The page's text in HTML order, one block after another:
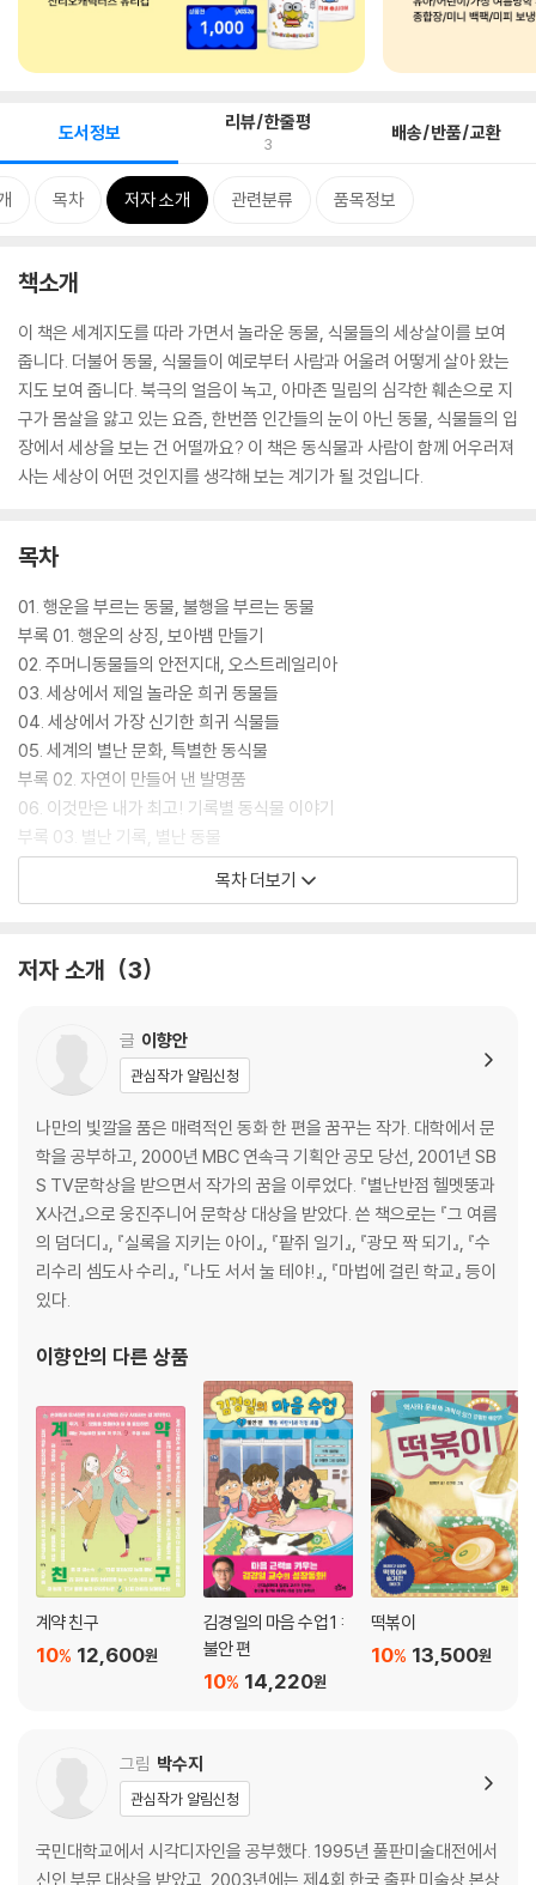
도서정보 리뷰/한줄평
3 배송/반품/교환
목차 저자 소개 관련분류 품목정보
책소개
이 책은 세계지도를 따라 가면서 놀라운 동물, 식물들의 세상살이를 보여
줍니다. 더불어 동물, 식물들이 예로부터 사람과 어울려 어떻게 살아 왔는
지도 보여 줍니다. 북극의 얼음이 녹고, 아마존 밀림의 심각한 훼손으로 지
구가 몸살을 앓고 있는 요즘, 한번쯤 인간들의 눈이 아닌 동물, 식물들의 입
장에서 세상을 보는 건 어떨까요? 이 책은 동식물과 사람이 함께 어우러져
사는 세상이 어떤 것인지를 생각해 보는 계기가 될 것입니다.
목차
01. 행운을 부르는 동물, 불행을 부르는 동물
부록 01. 행운의 상징, 보아뱀 만들기
02. 주머니동물들의 안전지대, 오스트레일리아
03. 세상에서 제일 놀라운 희귀 동물들
04. 세상에서 가장 신기한 희귀 식물들
05. 세계의 별난 문화, 특별한 동식물
부록 02. 자연이 만들어 낸 발명품
06. 이것만은 내가 최고! 기록별 동식물 이야기
부록 03. 별난 기록, 별난 동물
07. 놀라운 자연의 신비, 아마존 밀림
08. 인간 못지않은 동물들의 자식 사랑
부록 04. 인간과 동물의 감각 비교
12. 흥미진진! 아프리카 정글 탐험
13. 놀라운 그들의 세상, 공생과 기생
14. 내 몸은 내가 지킨다! 그들만의 위기 탈출법
15. 알고 보면 놀라운 식물의 위대한 힘
부록 05. 전설 속의 동식물
16. 나를 잊지 말아요! 멸종 위기 동물들
17. 추위도 끄떡없다. 남극 북극의 동물들
18. 그들이 몰려온다. 동물과 인간의 전쟁
19. 우리가 잘못 알고 있는 동식물에 대한 오해
20. 함께 사는 세상, 아름다운 친구들
목차 더보기
저자 소개 3
글 이향안
관심작가 알림신청
나만의 빛깔을 품은 매력적인 동화 한 편을 꿈꾸는 작가. 대학에서 문
학을 공부하고, 2000년 MBC 연속극 기획안 공모 당선, 2001년 SB
S TV문학상을 받으면서 작가의 꿈을 이루었다. 『별난반점 헬멧뚱과
X사건』으로 웅진주니어 문학상 대상을 받았다. 쓴 책으로는 『그 여름
의 덤더디』, 『실록을 지키는 아이』, 『팥쥐 일기』, 『광모 짝 되기』, 『수
리수리 셈도사 수리』, 『나도 서서 눌 테야!』, 『마법에 걸린 학교』 등이
있다.
이향안의 다른 상품
계약 친구
12,600원
10%
김경일의 마음 수업 1 :
불안 편
14,220원
10%
떡볶이
13,500원
10%
그림 박수지
관심작가 알림신청
국민대학교에서 시각디자인을 공부했다. 1995년 풀판미술대전에서
신인 부문 대상을 받았고, 2003년에는 제4회 한국 출판 미술상 본상